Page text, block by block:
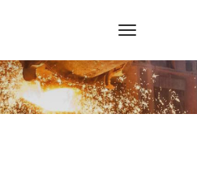
Toggle